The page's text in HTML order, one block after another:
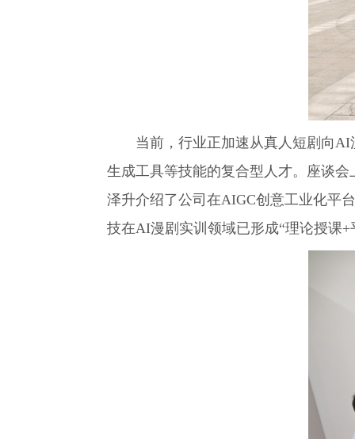
当前，行业正加速从真人短剧向AI
生成工具等技能的复合型人才。座谈
泽升介绍了公司在AIGC创意工业化平
技在AI漫剧实训领域已形成“理论授课